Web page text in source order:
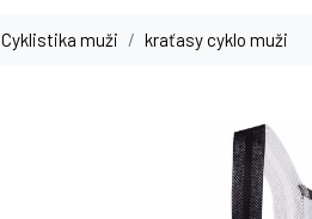
Cyklistika muži kraťasy cyklo muži